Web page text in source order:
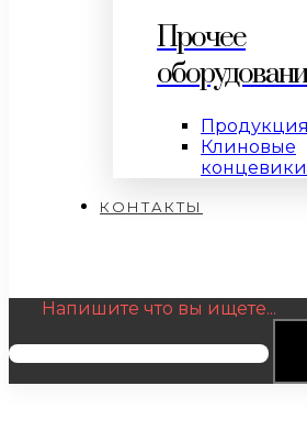
Прочее
Клиновые
концевики
КОНТАКТЫ
Напишите что вы ищете...